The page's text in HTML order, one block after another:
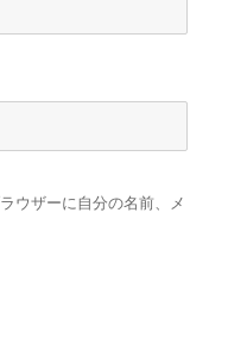
ウザーに自分の名前、メ